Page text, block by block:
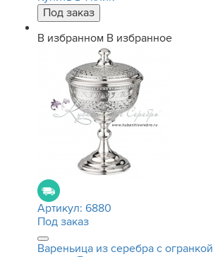
В избранном В избранное
Артикул: 6880
Под заказ
Вареньица из серебра с огранкой